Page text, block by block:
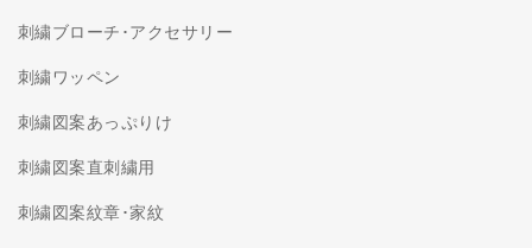
刺繍ブローチ･アクセサリー
刺繍ワッペン
刺繍図案あっぷりけ
刺繍図案直刺繍用
刺繍図案紋章･家紋